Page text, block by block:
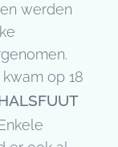
werden
op 18